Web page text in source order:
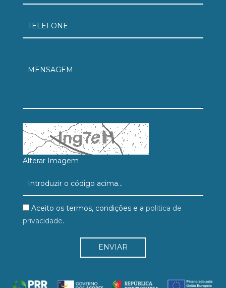
Alterar Imagem
Aceito os termos, condições e a politica de
privacidade.